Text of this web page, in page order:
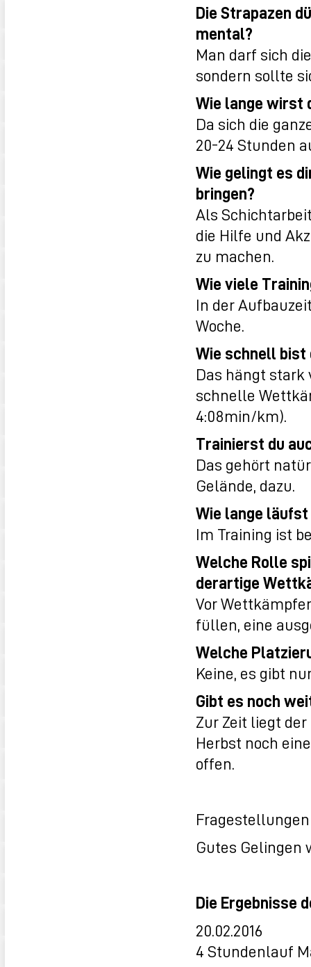
Die Strapazen
mental?
Man darf sich
sondern sollte
Wie lange wirst
Da sich die
20-24 Stunden
Wie gelingt es
bringen?
Als
die Hilfe und
zu machen.
Wie viele
In der
Woche.
Wie schnell bist
Das hängt stark
schnelle
4:08min/km).
Trainierst du
Das gehört
Gelände, dazu.
Wie lange läufst
Im Training ist
Welche Rolle
derartige
Vor
füllen, eine
Welche
Keine, es gibt
Gibt es noch
Zur Zeit liegt
Herbst noch
offen.
Gutes Gelingen
Die Ergebnisse
20.02.2016
4 Stundenlauf